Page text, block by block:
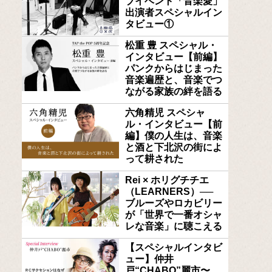
出演者スペシャルイン
タビュー①
松重 豊 スペシャル・
インタビュー【前編】
パンクからはじまった
音楽遍歴と、音楽でつ
ながる家族の絆を語る
六角精児 スペシャ
ル・インタビュー【前
編】僕の人生は、音楽
と酒と下北沢の街によ
って耕された
Rei × ホリグチチエ
（LEARNERS）──
ブルーズやロカビリー
が「世界で一番オシャ
レな音楽」に聴こえる
【スペシャルインタビ
ュー】仲井